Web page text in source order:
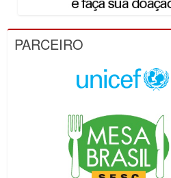
PARCEIRO